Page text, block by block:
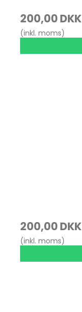
200,00 DKK
(inkl. moms)
200,00 DKK
(inkl. moms)